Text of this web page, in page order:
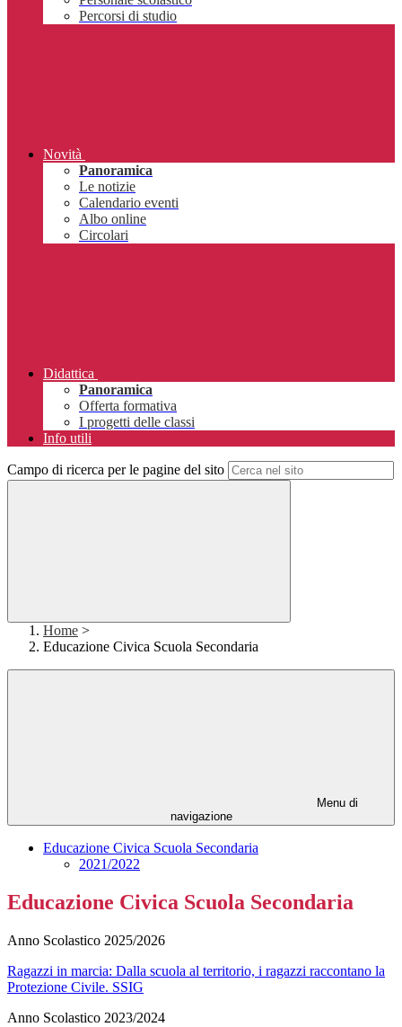
Percorsi di studio
Novità
Panoramica
Le notizie
Calendario eventi
Albo online
Circolari
Didattica
Panoramica
Offerta formativa
I progetti delle classi
Info utili
Campo di ricerca per le pagine del sito
Home >
Educazione Civica Scuola Secondaria
Menu di
navigazione
Educazione Civica Scuola Secondaria
2021/2022
Educazione Civica Scuola Secondaria
Anno Scolastico 2025/2026
Ragazzi in marcia: Dalla scuola al territorio, i ragazzi raccontano la
Protezione Civile. SSIG
Anno Scolastico 2023/2024